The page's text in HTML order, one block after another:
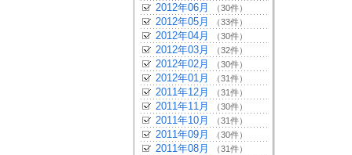
2012年06月 （30件）
2012年05月 （33件）
2012年04月 （30件）
2012年03月 （32件）
2012年02月 （30件）
2012年01月 （31件）
2011年12月 （31件）
2011年11月 （30件）
2011年10月 （31件）
2011年09月 （30件）
2011年08月 （31件）